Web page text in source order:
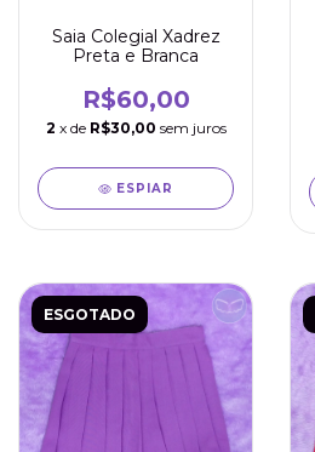
Saia Colegial Xadrez
Preta e Branca
R$60,00
2 x de R$30,00 sem juros
ESPIAR
ESGOTADO